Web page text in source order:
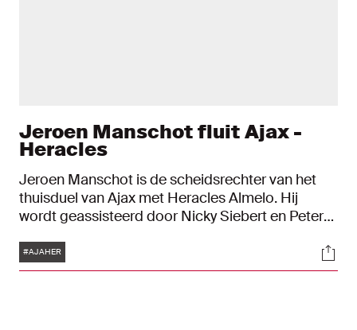
Jeroen Manschot fluit Ajax -
Heracles
Jeroen Manschot is de scheidsrechter van het
thuisduel van Ajax met Heracles Almelo. Hij
wordt geassisteerd door Nicky Siebert en Peter
Tags
#AJAHER